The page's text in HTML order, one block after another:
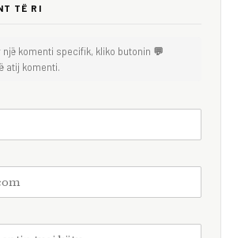
TË RI
një komenti specifik, kliko butonin 💬
atij komenti.